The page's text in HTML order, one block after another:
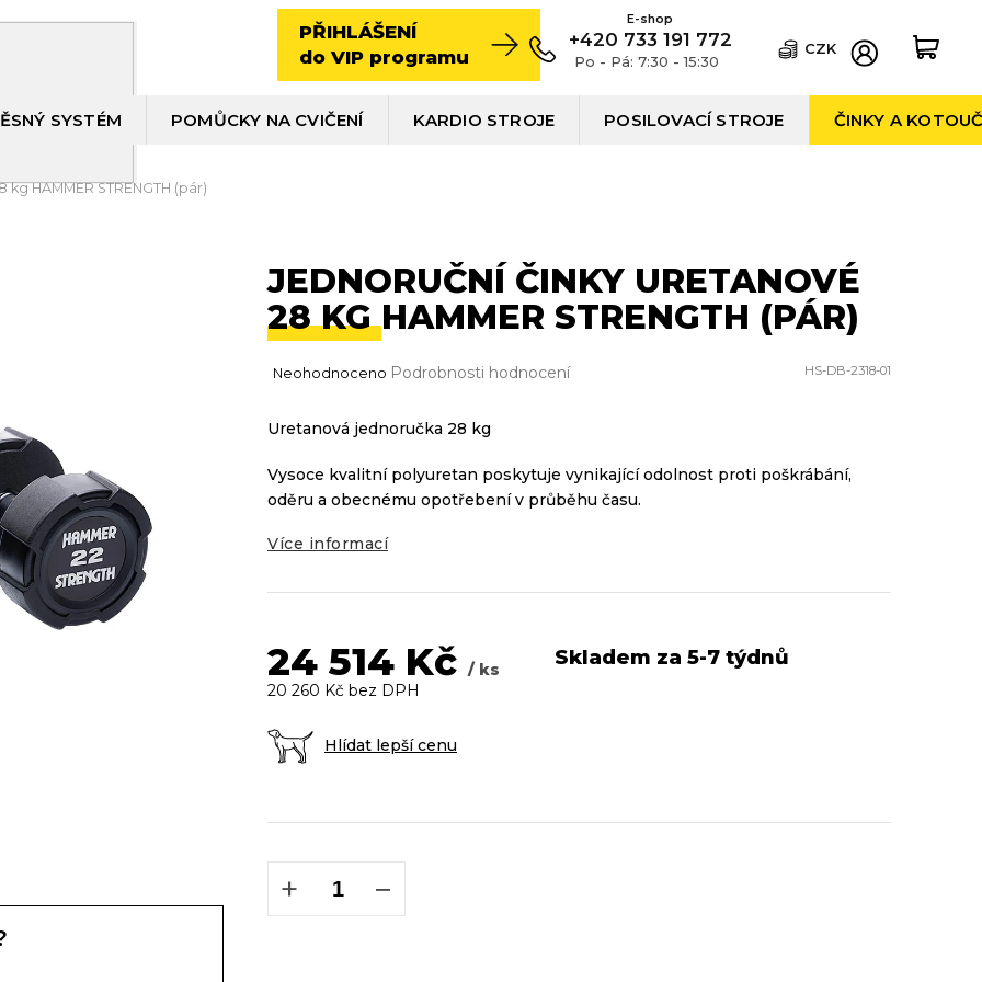
PŘIHLÁŠENÍ
do VIP programu
+420 733 191 772
Po - Pá: 7:30 - 15:30
CZK
SYSTÉM POMŮCKY NA CVIČENÍ KARDIO STROJE POSILOVACÍ STROJE ČINKY A
HAMMER STRENGTH (pár)
JEDNORUČNÍ ČINKY URETANOVÉ
28 KG HAMMER STRENGTH (PÁR)
HS-DB-2318-01
Průměrné
je
z
5
Neohodnoceno Podrobnosti hodnocení
24 514 Kč / ks Skladem za 5-7 týdnů
Hlídat lepší cenu
20 260 Kč bez DPH
+ −
Uretanová jednoručka 28 kg
Vysoce kvalitní polyuretan poskytuje vynikající odolnost proti poškrábání,
oděru a obecnému opotřebení v průběhu času.
Více informací